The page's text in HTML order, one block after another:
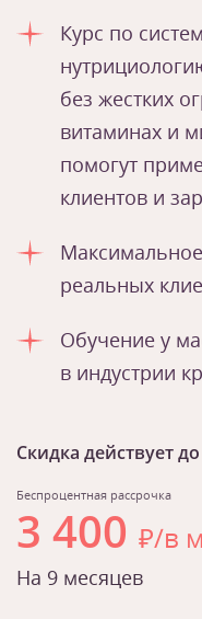
Курс по
без жестких
витаминах и
помогут
клиентов и
реальных
Обучение у
в индустрии
Скидка действует до
Беспроцентная рассрочка
3 400 ₽/в
На 9 месяцев